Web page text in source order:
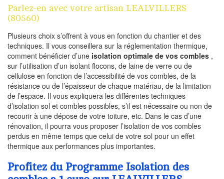
Parlez-en avec votre artisan LEALVILLERS
(80560)
Plusieurs choix s’offrent à vous en fonction du chantier et des
techniques. Il vous conseillera sur la réglementation thermique,
comment bénéficier d’une isolation optimale de vos combles ,
sur l’utilisation d’un isolant flocons, de laine de verre ou de
cellulose en fonction de l’accessibilité de vos combles, de la
résistance ou de l’épaisseur de chaque matériau, de la limitation
de l’espace. Il vous expliquera les différentes techniques
d’isolation sol et combles possibles, s’il est nécessaire ou non de
recourir à une dépose de votre toiture, etc. Dans le cas d’une
rénovation, il pourra vous proposer l’isolation de vos combles
perdus en même temps que celui de votre sol pour un effet
thermique aux performances plus importantes.
Profitez du Programme Isolation des